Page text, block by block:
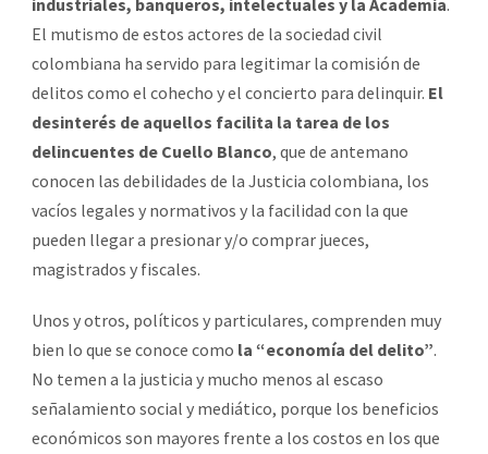
El mutismo de estos actores de la sociedad civil
colombiana ha servido para legitimar la comisión de
delitos como el cohecho y el concierto para delinquir. El
desinterés de aquellos facilita la tarea de los
delincuentes de Cuello Blanco, que de antemano
conocen las debilidades de la Justicia colombiana, los
vacíos legales y normativos y la facilidad con la que
pueden llegar a presionar y/o comprar jueces,
magistrados y fiscales.
Unos y otros, políticos y particulares, comprenden muy
bien lo que se conoce como la “economía del delito”.
No temen a la justicia y mucho menos al escaso
señalamiento social y mediático, porque los beneficios
económicos son mayores frente a los costos en los que